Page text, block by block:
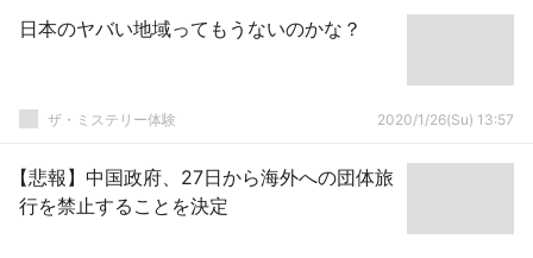
日本のヤバい地域ってもうないのかな？
ザ・ミステリー体験 2020/1/26(Su) 13:57
【悲報】中国政府、27日から海外への団体旅
行を禁止することを決定